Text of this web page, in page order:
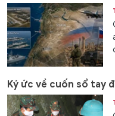
Ký ức về cuốn sổ tay